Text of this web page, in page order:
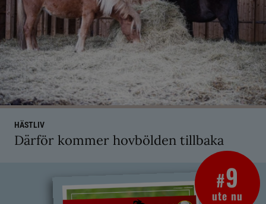
HÄSTLIV
Därför kommer hovbölden tillbaka
#9
ute nu